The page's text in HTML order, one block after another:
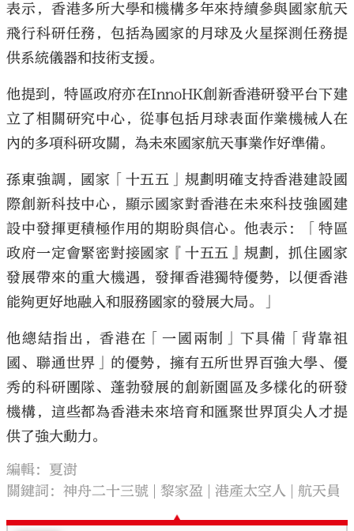
表示，香港多所大學和機構多年來持續參與國家航天
飛行科研任務，包括為國家的月球及火星探測任務提
供系統儀器和技術支援。
他提到，特區政府亦在InnoHK創新香港研發平台下建
立了相關研究中心，從事包括月球表面作業機械人在
內的多項科研攻關，為未來國家航天事業作好準備。
孫東強調，國家「十五五」規劃明確支持香港建設國
際創新科技中心，顯示國家對香港在未來科技強國建
設中發揮更積極作用的期盼與信心。他表示：「特區
政府一定會緊密對接國家『十五五』規劃，抓住國家
發展帶來的重大機遇，發揮香港獨特優勢，以便香港
能夠更好地融入和服務國家的發展大局。」
他總結指出，香港在「一國兩制」下具備「背靠祖
國、聯通世界」的優勢，擁有五所世界百強大學、優
秀的科研團隊、蓬勃發展的創新園區及多樣化的研發
機構，這些都為香港未來培育和匯聚世界頂尖人才提
供了強大動力。
編輯：夏澍
關鍵詞：神舟二十三號 黎家盈 港產太空人 航天員